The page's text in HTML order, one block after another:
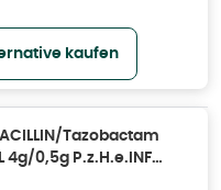
kaufen
Tazobactam
4g/0,5g P.z.H.e.INF